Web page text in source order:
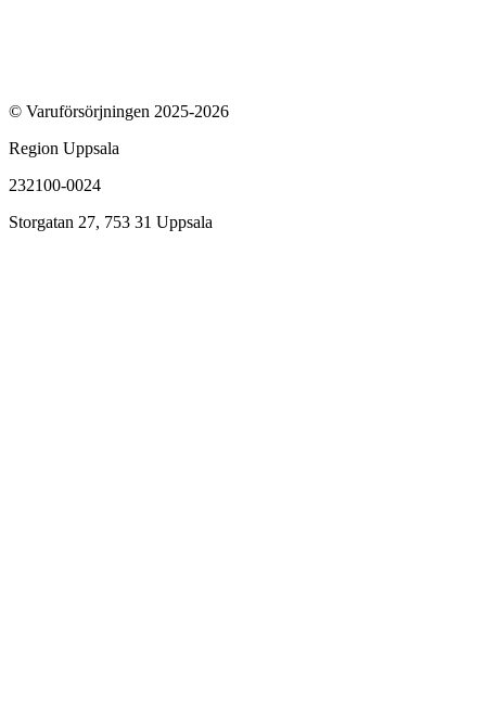
© Varuförsörjningen 2025-2026
Region Uppsala
232100-0024
Storgatan 27, 753 31 Uppsala